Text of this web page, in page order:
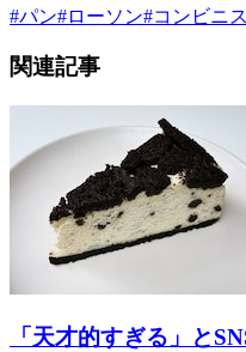
#パン#ローソン#コンビニ
関連記事
「天才的すぎる」と